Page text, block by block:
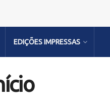
EDIÇÕES IMPRESSAS